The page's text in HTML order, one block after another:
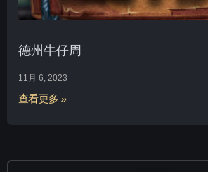
德州牛仔周
11月 6, 2023
查看更多 »